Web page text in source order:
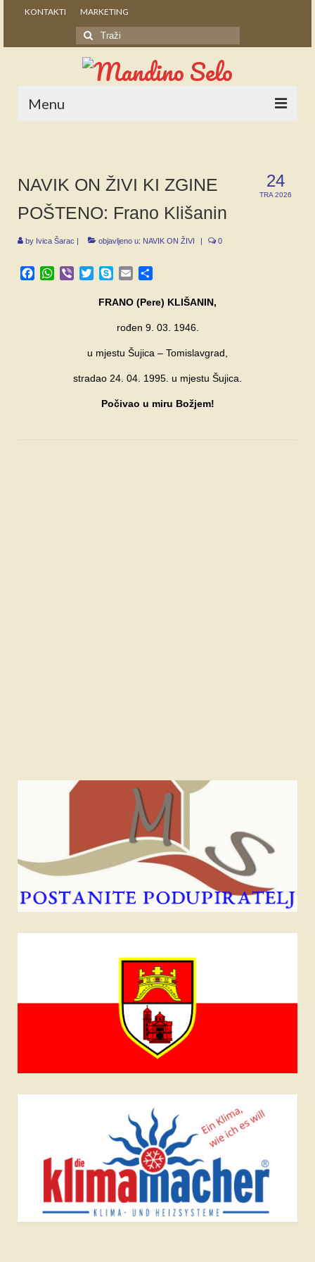
KONTAKTI MARKETING
Search
for:
Menu
24
TRA 2026
NAVIK ON ŽIVI KI ZGINE
POŠTENO: Frano Klišanin
by Ivica Šarac | objavljeno u: NAVIK ON ŽIVI | 0
Facebook
WhatsApp
Viber TwitterSkypeEmail
FRANO (Pere) KLIŠANIN,
rođen 9. 03. 1946.
u mjestu Šujica – Tomislavgrad,
stradao 24. 04. 1995. u mjestu Šujica.
Počivao u miru Božjem!